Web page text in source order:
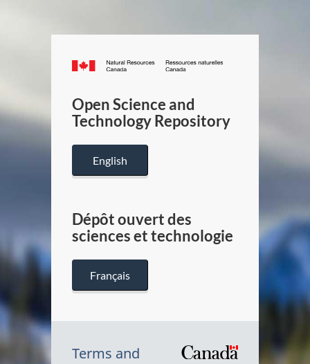
Canada.ca
/
Canada
Open Science and
Technology Repository
English
Dépôt ouvert des
sciences et technologie
Français
Terms and